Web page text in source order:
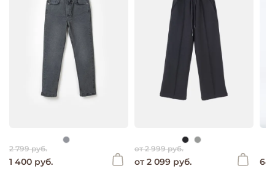
2 799 руб.
1 400 руб.
от 2 999 руб.
от 2 099 руб.